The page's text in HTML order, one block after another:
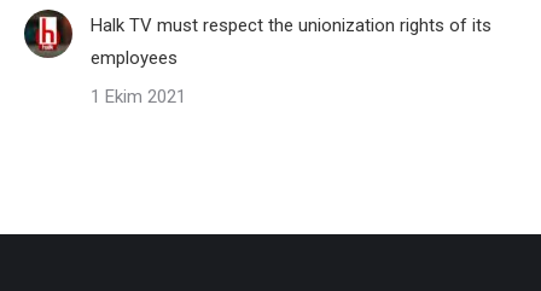
Halk TV must respect the unionization rights of its
employees
1 Ekim 2021